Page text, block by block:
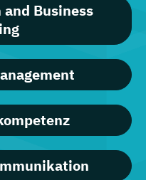
Business